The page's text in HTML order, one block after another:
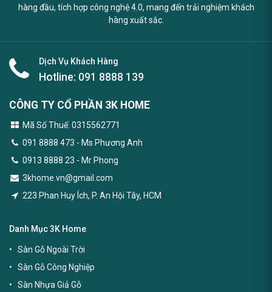
hàng đầu, tích hợp công nghệ 4.0, mang đến trải nghiệm khách
hàng xuất sắc.
Dịch Vụ Khách Hàng
Hotline: 091 8888 139
CÔNG TY CỔ PHẦN 3K HOME
Mã Số Thuế: 0315562771
091 8888 473 - Ms Phương Anh
0913 8888 23 - Mr Phong
3khome.vn@gmail.com
223 Phan Huy Ích, P. An Hội Tây, HCM
Danh Mục 3K Home
Sàn Gỗ Ngoài Trời
Sàn Gỗ Công Nghiệp
Sàn Nhựa Giả Gỗ